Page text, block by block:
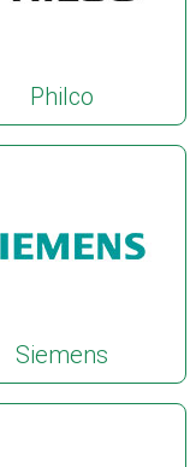
Philco
Siemens